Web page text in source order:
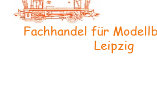
Fachhandel für
Leipzig